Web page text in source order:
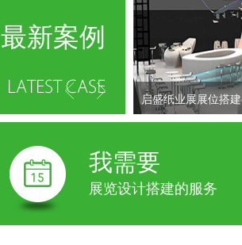
最新案例
启盛纸业展展位搭建
我需要
展览设计搭建的服务